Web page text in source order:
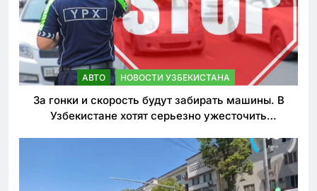
АВТО НОВОСТИ УЗБЕКИСТАНА
За гонки и скорость будут забирать машины. В
Узбекистане хотят серьезно ужесточить